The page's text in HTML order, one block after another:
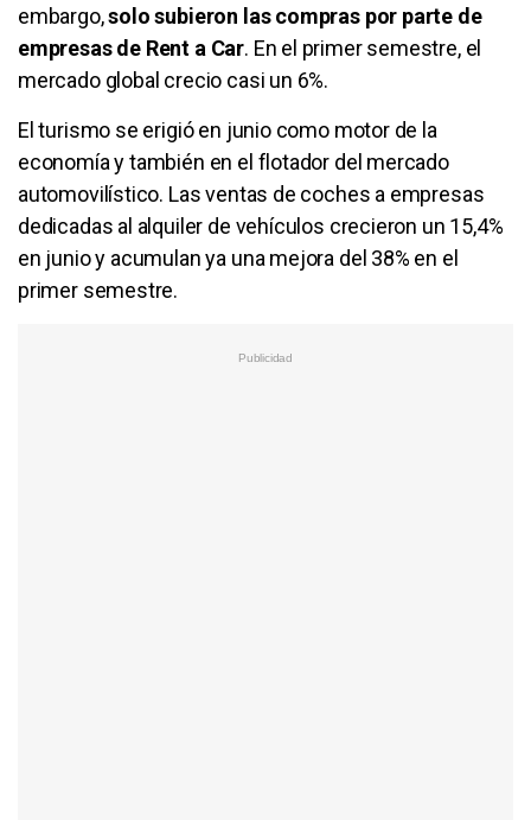
embargo,solo subieron las compras por parte de
empresas de Rent a Car. En el primer semestre, el
mercado global crecio casi un 6%.
El turismo se erigió en junio como motor de la
economía y también en el flotador del mercado
automovilístico. Las ventas de coches a empresas
dedicadas al alquiler de vehículos crecieron un 15,4%
en junio y acumulan ya una mejora del 38% en el
primer semestre.